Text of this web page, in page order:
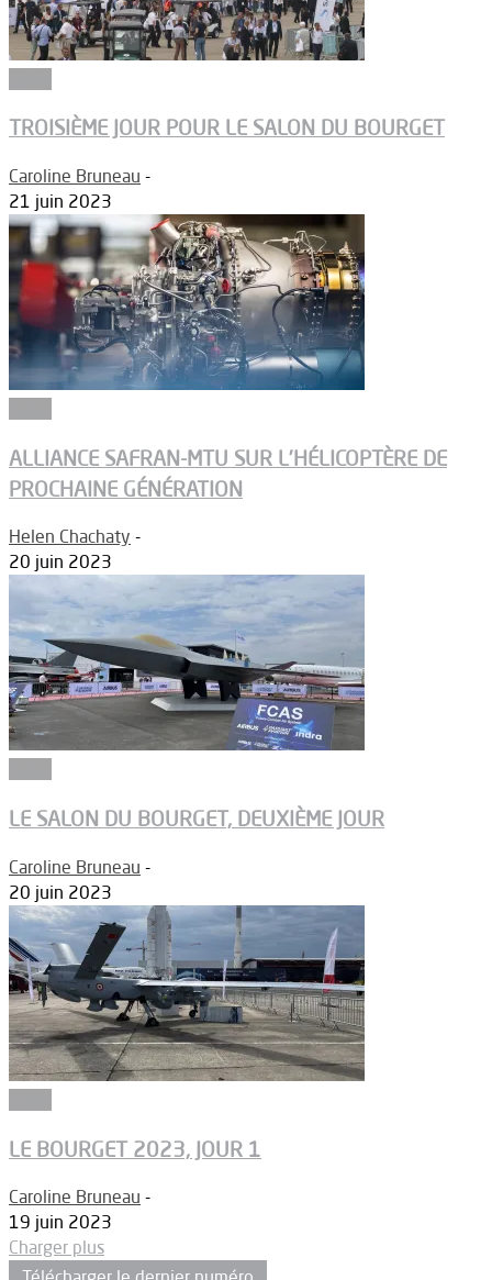
TROISIÈME JOUR POUR LE SALON DU BOURGET
Caroline Bruneau -
21 juin 2023
ALLIANCE SAFRAN-MTU SUR L’HÉLICOPTÈRE DE
PROCHAINE GÉNÉRATION
Helen Chachaty -
20 juin 2023
LE SALON DU BOURGET, DEUXIÈME JOUR
Caroline Bruneau -
20 juin 2023
LE BOURGET 2023, JOUR 1
Caroline Bruneau -
19 juin 2023
Charger plus